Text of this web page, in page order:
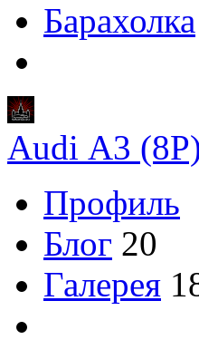
Барахолка
Audi A3
Профиль
Блог 20
Галерея